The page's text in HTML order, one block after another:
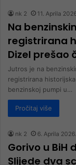
nk 2 11. Aprila
Na
registrirana
Dizel prešao
Jutros je na
registrirana
benzinskoj pumpi u…
Pročitaj više
nk 2 6. Aprila 2026.
Gorivo u BiH
Slijede dva